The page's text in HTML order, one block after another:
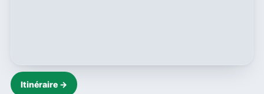
Itinéraire →